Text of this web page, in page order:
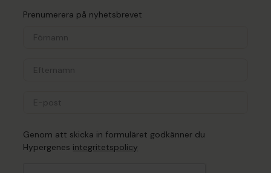
Prenumerera på nyhetsbrevet
Genom att skicka in formuläret godkänner du
Hypergenes integritetspolicy